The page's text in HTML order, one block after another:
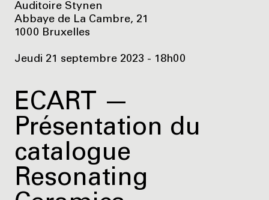
Auditoire Stynen
Abbaye de La Cambre, 21
1000 Bruxelles
Jeudi 21 septembre 2023 - 18h00
ECART —
Présentation du
catalogue
Resonating